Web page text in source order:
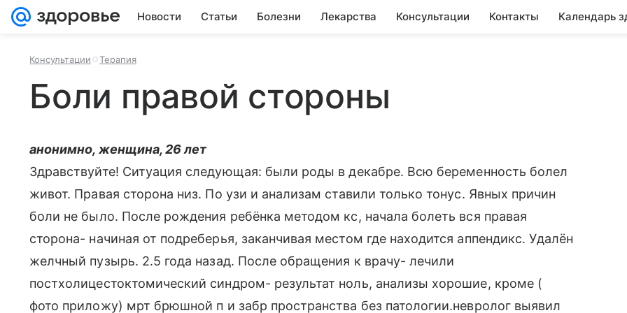
Новости Статьи Болезни Лекарства Консультации Контакты Календарь
Консультации Терапия
Боли правой стороны
анонимно, женщина, 26 лет
Здравствуйте! Ситуация следующая: были роды в декабре. Всю беременность болел
живот. Правая сторона низ. По узи и анализам ставили только тонус. Явных причин
боли не было. После рождения ребёнка методом кс, начала болеть вся правая
сторона- начиная от подреберья, заканчивая местом где находится аппендикс. Удалён
желчный пузырь. 2.5 года назад. После обращения к врачу- лечили
постхолицестоктомический синдром- результат ноль, анализы хорошие, кроме (
фото приложу) мрт брюшной п и забр пространства без патологии.невролог выявил